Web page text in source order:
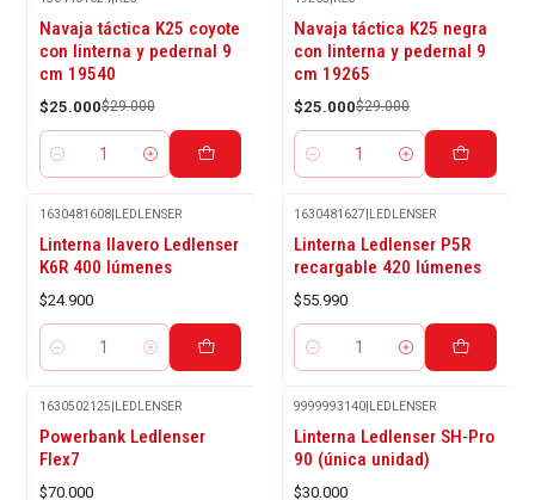
-14%
OFF
Navaja táctica K25 coyote
con linterna y pedernal 9
cm 19540
$25.000$29.000
Cantidad
-14%
OFF
Navaja táctica K25 negra
con linterna y pedernal 9
cm 19265
$25.000$29.000
Cantidad
1630481608|LEDLENSER
Linterna llavero Ledlenser
K6R 400 lúmenes
$24.900
Cantidad
1630481627|LEDLENSER
Linterna Ledlenser P5R
recargable 420 lúmenes
$55.990
Cantidad
1630502125 LEDLENSER
Powerbank Ledlenser
Flex7
$70.000
9999993140 LEDLENSER
Linterna Ledlenser SH-Pro
90 (única unidad)
$30.000